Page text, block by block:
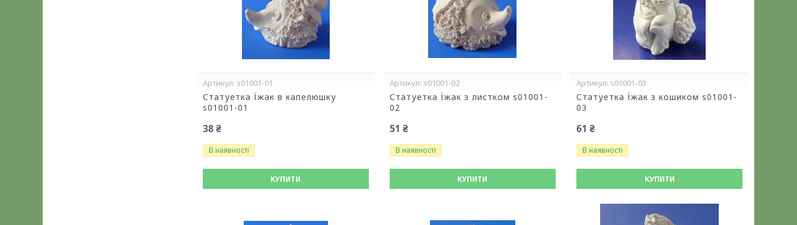
s01001-01
Статуетка Їжак в капелюшку
s01001-01
38 ₴
В наявності
КУПИТИ
s01001-02
Статуетка Їжак з листком s01001-
02
51 ₴
В наявності
КУПИТИ
s01001-03
Статуетка Їжак з кошиком s01001-
03
61 ₴
В наявності
КУПИТИ